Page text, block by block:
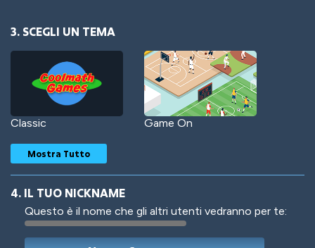
3. SCEGLI UN TEMA
Classic Game On
Woof Jungle Cats
Mostra Tutto
4. IL TUO NICKNAME
Questo è il nome che gli altri utenti vedranno per te: